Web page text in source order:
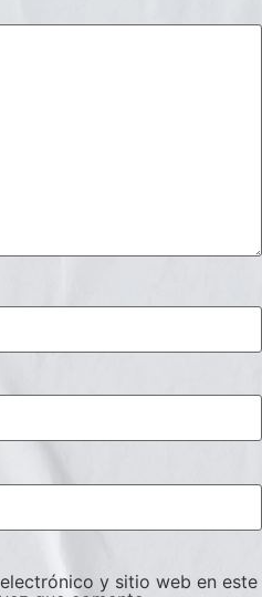
y sitio web en este